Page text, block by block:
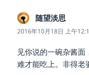
随望淡思
道：
2016年10月18日 上午
见你说的一碗杂酱
难才能吃上。非得老